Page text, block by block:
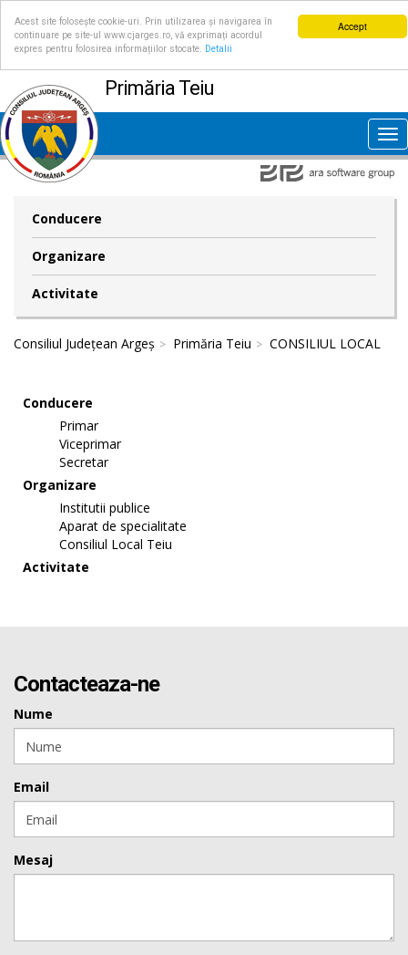
Accept
Acest site folosește cookie-uri. Prin utilizarea și navigarea în
continuare pe site-ul www.cjarges.ro, vă exprimați acordul
expres pentru folosirea informațiilor stocate.
Detalii
Primăria Teiu
Conducere
Organizare
Activitate
Consiliul Județean Argeș Primăria Teiu CONSILIUL LOCAL
Conducere
Primar
Viceprimar
Secretar
Organizare
Institutii publice
Aparat de specialitate
Consiliul Local Teiu
Activitate
Contacteaza-ne
Nume
Email
Mesaj